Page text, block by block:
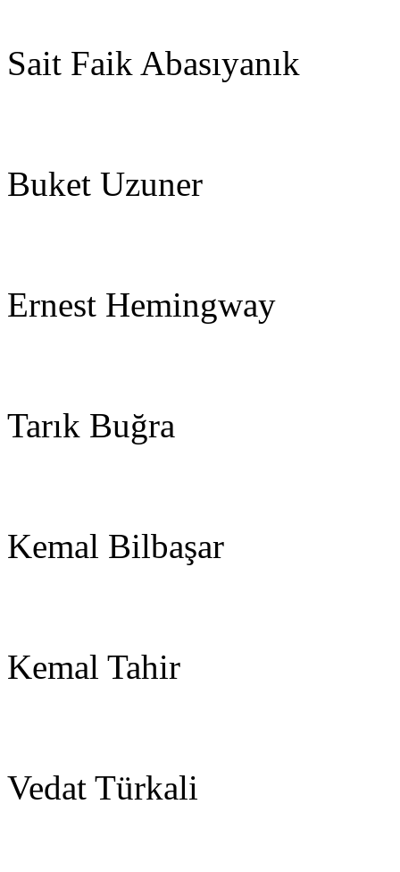
Sait Faik Abasıyanık
Buket Uzuner
Ernest Hemingway
Tarık Buğra
Kemal Bilbaşar
Kemal Tahir
Vedat Türkali